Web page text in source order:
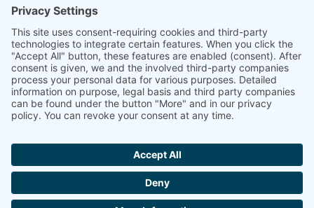
FoBe Fenster und Türen
Hochstraße 20
56242 Ellenhausen
info@fobefenster.de